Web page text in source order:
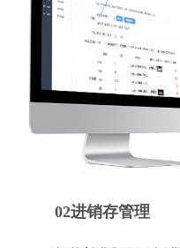
02进销存管理